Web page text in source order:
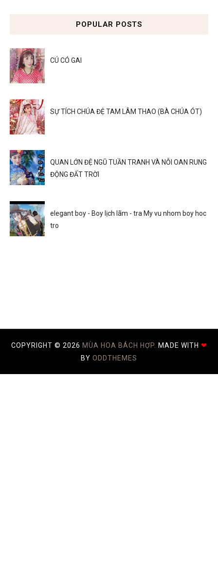
POPULAR POSTS
CÚ CÓ GAI
SỰ TÍCH CHÚA ĐỆ TAM LÂM THAO (BÀ CHÚA ÓT)
QUAN LỚN ĐỆ NGŨ TUẦN TRANH VÀ NỖI OAN RUNG
ĐỘNG ĐẤT TRỜI
elegant boy - Boy lịch lãm - tra My vu nhom boy hoc
tro
COPYRIGHT © 2026 MÙA HOA BÁCH HỢP. MADE WITH ❤
BY ODDTHEMES